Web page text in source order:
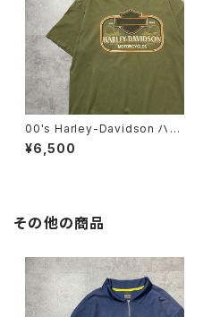
00's Harley-Davidson ハー
レーダビッドソン 両面プリン
ト イーグル コピーライト200
¥6,500
その他の商品